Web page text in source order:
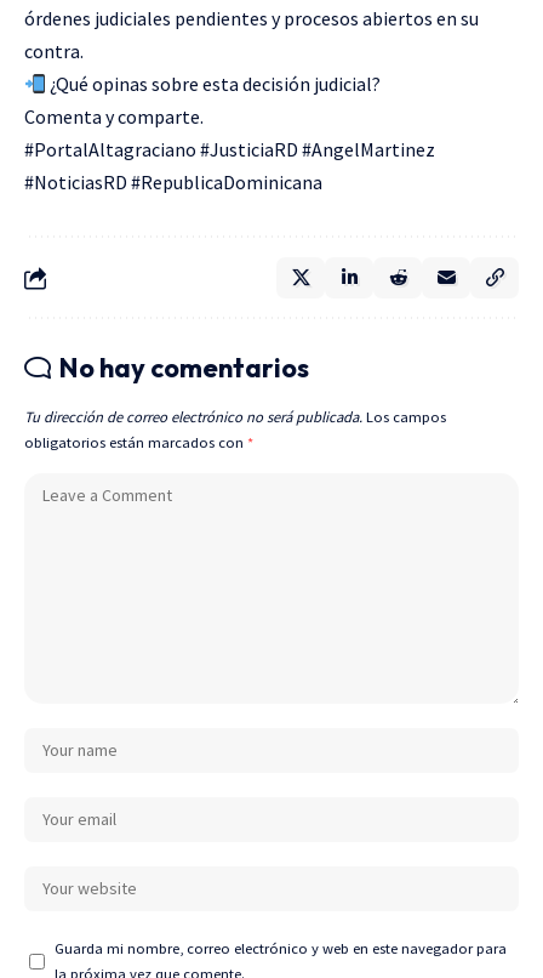
órdenes judiciales pendientes y procesos abiertos en su
contra.
¿Qué opinas sobre esta decisión judicial?
Comenta y comparte.
#PortalAltagraciano #JusticiaRD #AngelMartinez
#NoticiasRD #RepublicaDominicana
No hay comentarios
Tu dirección de correo electrónico no será publicada. Los campos
obligatorios están marcados con *
Guarda mi nombre, correo electrónico y web en este navegador para
la próxima vez que comente.